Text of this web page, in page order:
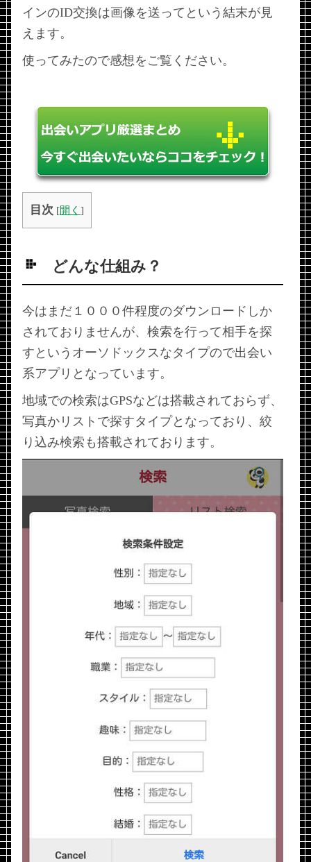
インのID交換は画像を送ってという結末が見
えます。
使ってみたので感想をご覧ください。
目次 [開く ]
どんな仕組み？
今はまだ１０００件程度のダウンロードしか
されておりませんが、検索を行って相手を探
すというオーソドックスなタイプので出会い
系アプリとなっています。
地域での検索はGPSなどは搭載されておらず、
写真かリストで探すタイプとなっており、絞
り込み検索も搭載されております。